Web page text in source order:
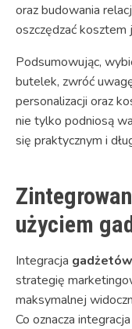
oraz budowania
oszczędzać kosztem
Podsumowując,
butelek, zwróć
personalizacji oraz
nie tylko podniosą
się praktycznym i
użyciem
Integracja
strategię
maksymalnej
Co oznacza